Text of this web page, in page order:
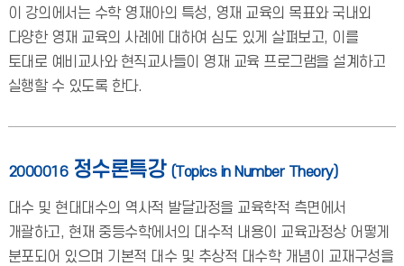
이 강의에서는 수학 영재아의 특성, 영재 교육의 목표와 국내외
다양한 영재 교육의 사례에 대하여 심도 있게 살펴보고, 이를
토대로 예비교사와 현직교사들이 영재 교육 프로그램을 설계하고
실행할 수 있도록 한다.
2000016 정수론특강 (Topics in Number Theory)
대수 및 현대대수의 역사적 발달과정을 교육학적 측면에서
개괄하고, 현재 중등수학에서의 대수적 내용이 교육과정상 어떻게
분포되어 있으며 기본적 대수 및 추상적 대수학 개념이 교재구성을